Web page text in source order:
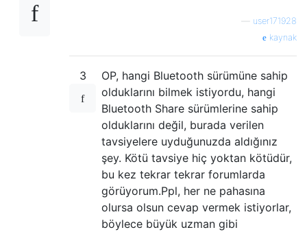
user171928
kaynak
3
OP, hangi Bluetooth sürümüne sahip
olduklarını bilmek istiyordu, hangi
Bluetooth Share sürümlerine sahip
olduklarını değil, burada verilen
tavsiyelere uyduğunuzda aldığınız
şey. Kötü tavsiye hiç yoktan kötüdür,
bu kez tekrar tekrar forumlarda
görüyorum.Ppl, her ne pahasına
olursa olsun cevap vermek istiyorlar,
böylece büyük uzman gibi